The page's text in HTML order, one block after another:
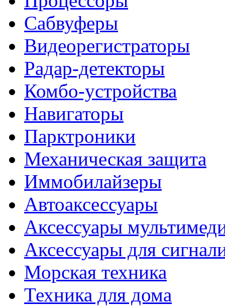
Сабвуферы
Видеорегистраторы
Радар-детекторы
Комбо-устройства
Навигаторы
Парктроники
Механическая защита
Иммобилайзеры
Автоаксессуары
Аксессуары
Аксессуары для
Морская техника
Техника для дома